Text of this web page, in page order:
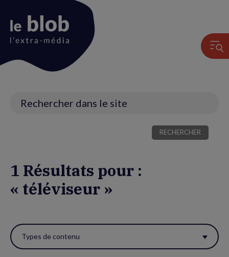
1 Résultats pour :
« téléviseur »
ces
filtres
Types de contenu